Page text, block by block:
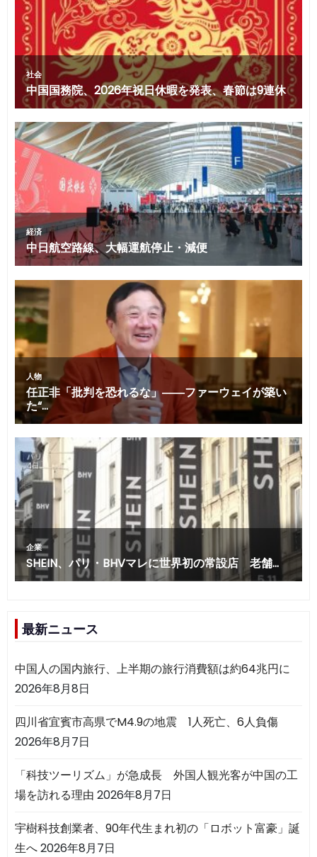
最新ニュース
中国人の国内旅行、上半期の旅行消費額は約64兆円に
2026年8月8日
四川省宜賓市高県でM4.9の地震 1人死亡、6人負傷
2026年8月7日
「科技ツーリズム」が急成長 外国人観光客が中国の工
場を訪れる理由 2026年8月7日
宇樹科技創業者、90年代生まれ初の「ロボット富豪」誕
生へ2026年8月7日